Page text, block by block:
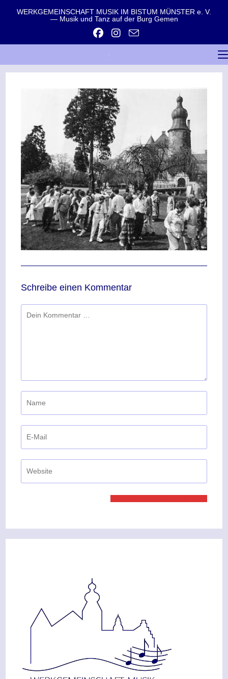
WERKGEMEINSCHAFT MUSIK IM BISTUM MÜNSTER e. V.
— Musik und Tanz auf der Burg Gemen
Schreibe einen Kommentar